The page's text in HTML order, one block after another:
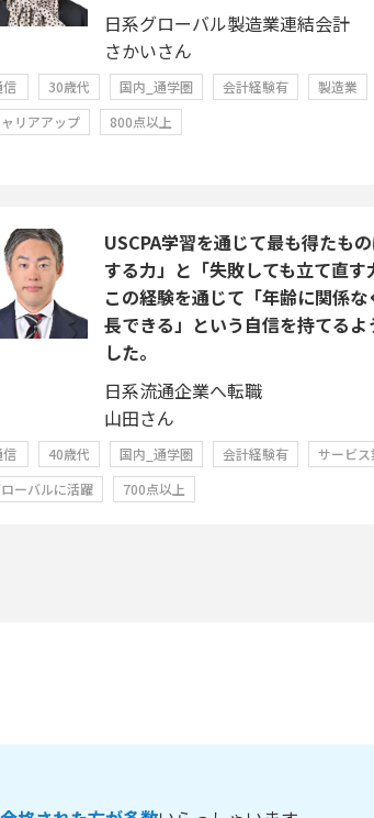
日系グローバル製造業連結会計
さかいさん
信 30歳代 国内_通学圏 会計経験有
製造業
リアアップ
800点以上
USCPA学習を通じて最も得たも
する力」と「失敗しても立て直す
この経験を通じて「年齢に関係
長できる」という自信を持てるよ
した。
日系流通企業へ転職
山田さん
信 40歳代 国内_通学圏 会計経験有
サービス
ーバルに活躍
700点以上